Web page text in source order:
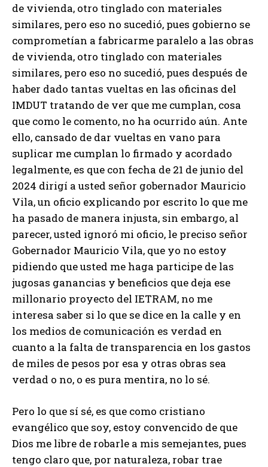
de vivienda, otro tinglado con materiales
similares, pero eso no sucedió, pues gobierno se
comprometían a fabricarme paralelo a las obras
de vivienda, otro tinglado con materiales
similares, pero eso no sucedió, pues después de
haber dado tantas vueltas en las oficinas del
IMDUT tratando de ver que me cumplan, cosa
que como le comento, no ha ocurrido aún. Ante
ello, cansado de dar vueltas en vano para
suplicar me cumplan lo firmado y acordado
legalmente, es que con fecha de 21 de junio del
2024 dirigí a usted señor gobernador Mauricio
Vila, un oficio explicando por escrito lo que me
ha pasado de manera injusta, sin embargo, al
parecer, usted ignoró mi oficio, le preciso señor
Gobernador Mauricio Vila, que yo no estoy
pidiendo que usted me haga participe de las
jugosas ganancias y beneficios que deja ese
millonario proyecto del IETRAM, no me
interesa saber si lo que se dice en la calle y en
los medios de comunicación es verdad en
cuanto a la falta de transparencia en los gastos
de miles de pesos por esa y otras obras sea
verdad o no, o es pura mentira, no lo sé.
Pero lo que sí sé, es que como cristiano
evangélico que soy, estoy convencido de que
Dios me libre de robarle a mis semejantes, pues
tengo claro que, por naturaleza, robar trae